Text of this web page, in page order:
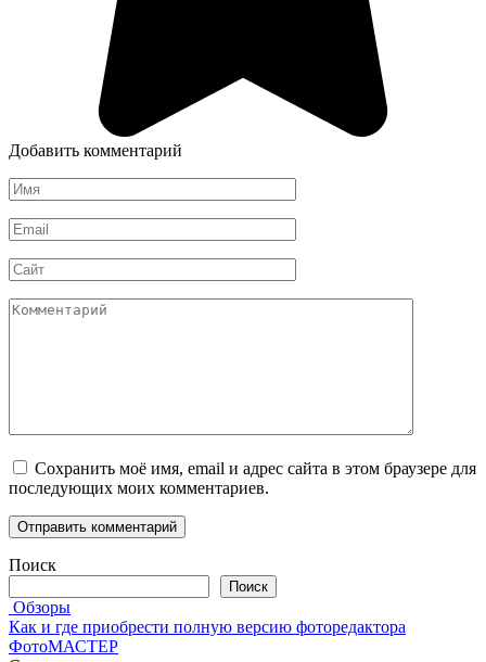
Добавить комментарий
Имя
*
Email
*
Сайт
Комментарий
Сохранить моё имя, email и адрес сайта в этом браузере для
последующих моих комментариев.
Поиск
Поиск
Обзоры
Как и где приобрести полную версию фоторедактора
ФотоМАСТЕР